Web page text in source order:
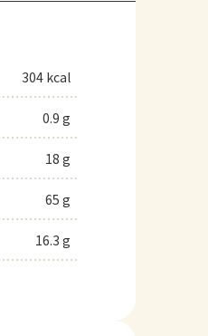
304 kcal
0.9 g
18 g
65 g
16.3 g